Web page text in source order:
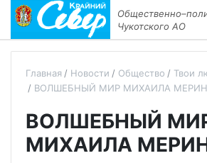
Чукотского АО
Главная Новости Общество
Твои
ВОЛШЕБНЫЙ МИР МИХАИЛА
ВОЛШЕБНЫЙ
МИХАИЛА